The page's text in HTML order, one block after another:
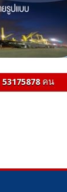
53175878คน